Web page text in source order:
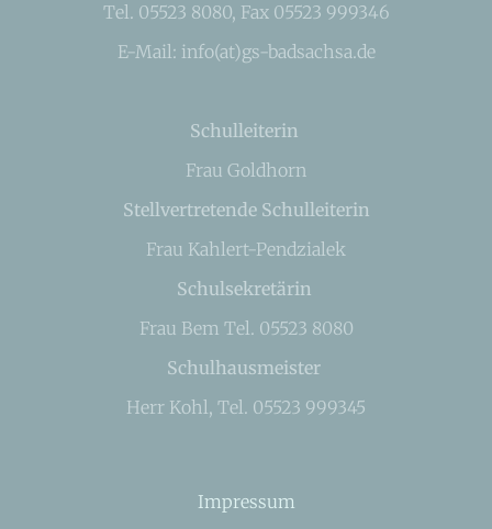
Tel. 05523 8080, Fax 05523 999346
E-Mail: info(at)gs-badsachsa.de
Schulleiterin
Frau Goldhorn
Stellvertretende Schulleiterin
Frau Kahlert-Pendzialek
Schulsekretärin
Frau Bem Tel. 05523 8080
Schulhausmeister
Herr Kohl, Tel. 05523 999345
Impressum